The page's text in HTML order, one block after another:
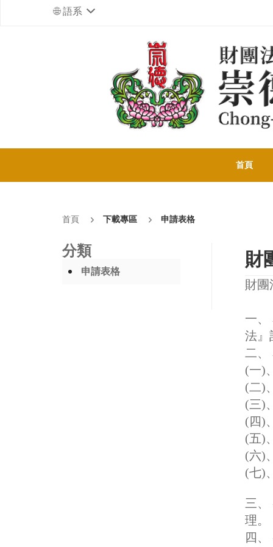
語系
首頁
首頁 下載專區 申請表格
分類
申請表格
財
財團
一、
法』
二、
(一)
(二)
(三)
(四)
(五)
(六)
(七)
三、
理。
四